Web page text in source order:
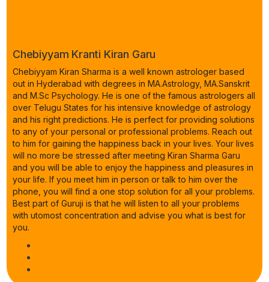
Chebiyyam Kranti Kiran Garu
Chebiyyam Kiran Sharma is a well known astrologer based
out in Hyderabad with degrees in MA.Astrology, MA.Sanskrit
and M.Sc Psychology. He is one of the famous astrologers all
over Telugu States for his intensive knowledge of astrology
and his right predictions. He is perfect for providing solutions
to any of your personal or professional problems. Reach out
to him for gaining the happiness back in your lives. Your lives
will no more be stressed after meeting Kiran Sharma Garu
and you will be able to enjoy the happiness and pleasures in
your life. If you meet him in person or talk to him over the
phone, you will find a one stop solution for all your problems.
Best part of Guruji is that he will listen to all your problems
with utomost concentration and advise you what is best for
you.